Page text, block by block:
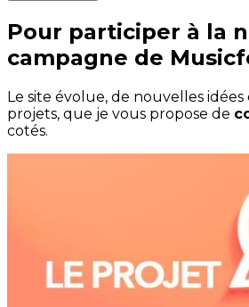
Pour participer à la
campagne de
Le site évolue, de nouvelles
projets, que je vous propose de
cotés.